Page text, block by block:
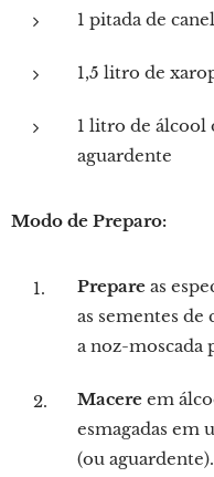
1 pitada de
1,5 litro de
1 litro de álcool
aguardente
Modo de Preparo:
Prepare as
as sementes de
a noz-moscada
Macere em
esmagadas em
(ou